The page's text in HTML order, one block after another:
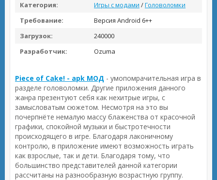
Категория:
Игры с модами /Головоломки
Требование:
Версия Android 6++
Загрузок:
240000
Разработчик:
Ozuma
Piece of Cake! - apk МОД - умопомрачительная игра в
разделе головоломки. Другие приложения данного
жанра презентуют себя как нехитрые игры, с
замысловатым сюжетом. Несмотря на это вы
почерпнёте немалую массу блаженства от красочной
графики, спокойной музыки и быстротечности
происходящего в игре. Благодаря лаконичному
контролю, в приложение имеют возможность играть
как взрослые, так и дети. Благодаря тому, что
большинство представителей данной категории
рассчитаны на разнообразную возрастную группу.